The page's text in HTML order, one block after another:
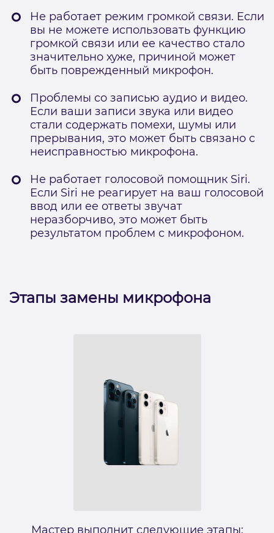
Не работает режим громкой связи. Если
вы не можете использовать функцию
громкой связи или ее качество стало
значительно хуже, причиной может
быть поврежденный микрофон.
Проблемы со записью аудио и видео.
Если ваши записи звука или видео
стали содержать помехи, шумы или
прерывания, это может быть связано с
неисправностью микрофона.
Не работает голосовой помощник Siri.
Если Siri не реагирует на ваш голосовой
ввод или ее ответы звучат
неразборчиво, это может быть
результатом проблем с микрофоном.
Этапы замены микрофона
Мастер выполнит следующие этапы: